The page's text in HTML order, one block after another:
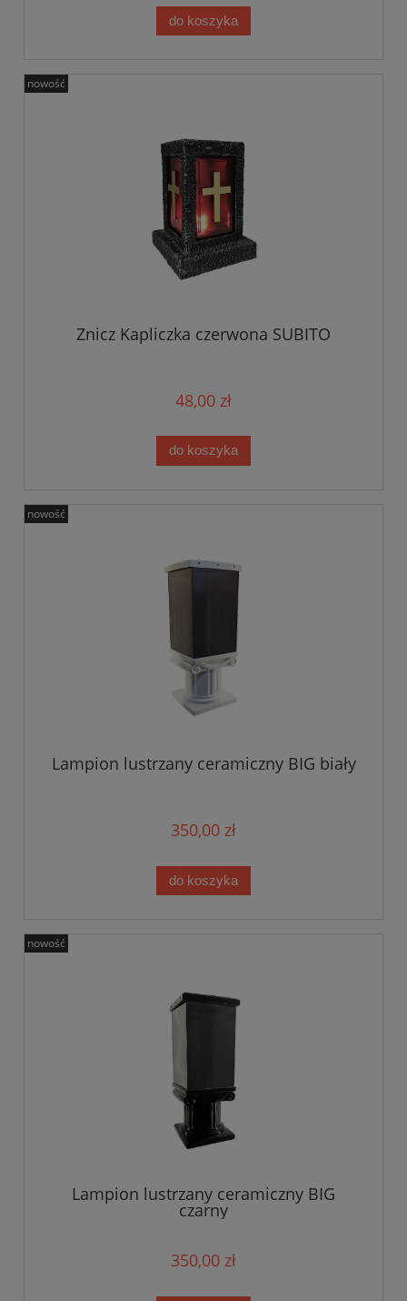
do koszyka
Znicz Kapliczka czerwona SUBITO
48,00 zł
do koszyka
nowość
Lampion lustrzany ceramiczny BIG biały
350,00 zł
do koszyka
nowość
Lampion lustrzany ceramiczny BIG
czarny
350,00 zł
nowość